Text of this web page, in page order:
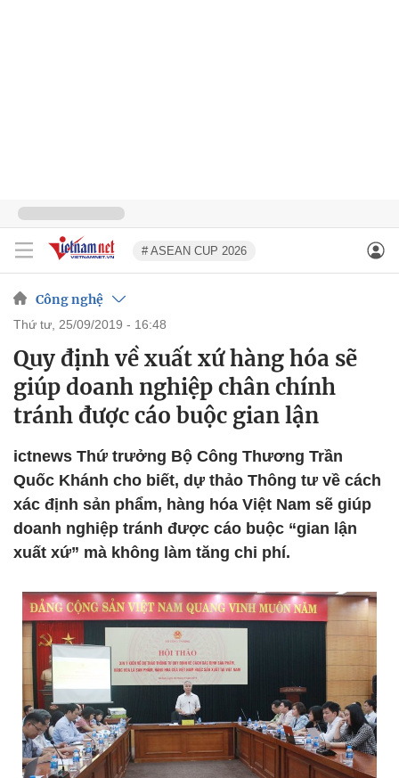
# ASEAN CUP 2026
Công nghệ
thứ tư, 25/09/2019 - 16:48
Quy định về xuất xứ hàng hóa sẽ
giúp doanh nghiệp chân chính
tránh được cáo buộc gian lận
ictnews Thứ trưởng Bộ Công Thương Trần
Quốc Khánh cho biết, dự thảo Thông tư về cách
xác định sản phẩm, hàng hóa Việt Nam sẽ giúp
doanh nghiệp tránh được cáo buộc “gian lận
xuất xứ” mà không làm tăng chi phí.